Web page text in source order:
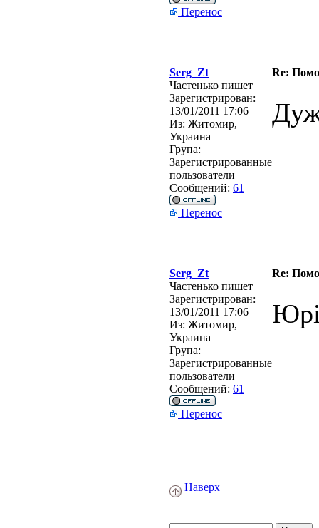
Перенос
Serg_Zt
Re:
Частенько пишет
Зарегистрирован:
13/01/2011 17:06
Из: Житомир,
Украина
Група:
Зарегистрированные
пользователи
Сообщений: 61
Перенос
Serg_Zt
Re:
Частенько пишет
Зарегистрирован:
13/01/2011 17:06
Из: Житомир,
Украина
Група:
Зарегистрированные
пользователи
Сообщений: 61
Перенос
Наверх